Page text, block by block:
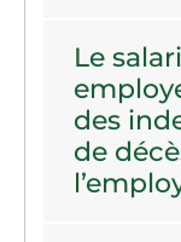
Le
des
de